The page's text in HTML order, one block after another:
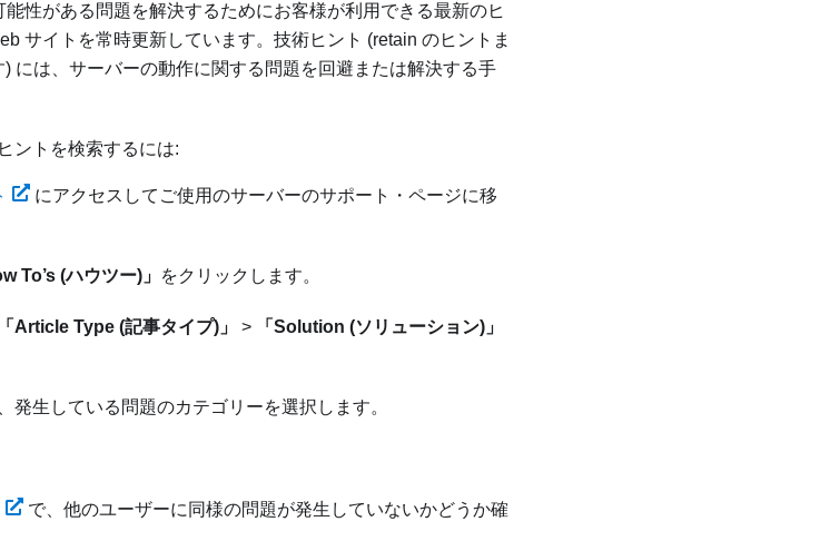
性がある問題を解決するためにお客様が利用できる最新のヒ
サイトを常時更新しています。技術ヒント (retain のヒントま
には、サーバーの動作に関する問題を回避または解決する手
ントを検索するには:
にアクセスしてご使用のサーバーのサポート・ページに移
To’s (ハウツー)」 をクリックします。
「Article Type (記事タイプ)」 >
「Solution (ソリューション)」
発生している問題のカテゴリーを選択します。
で、他のユーザーに同様の問題が発生していないかどうか確